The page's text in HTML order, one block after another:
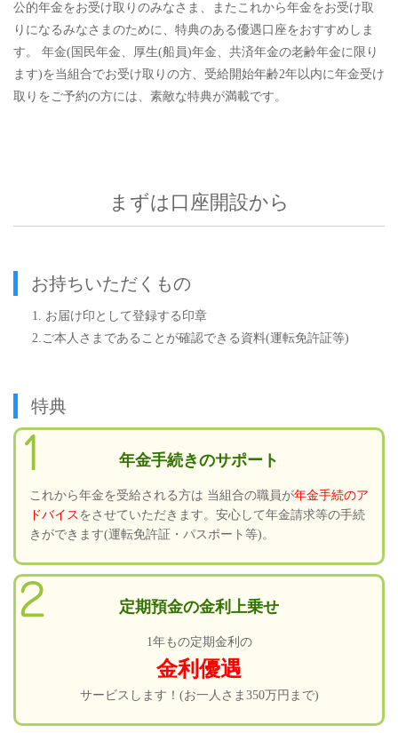
公的年金をお受け取りのみなさま、またこれから年金をお受け取
りになるみなさまのために、特典のある優遇口座をおすすめしま
す。 年金(国民年金、厚生(船員)年金、共済年金の老齢年金に限り
ます)を当組合でお受け取りの方、受給開始年齢2年以内に年金受け
取りをご予約の方には、素敵な特典が満載です。
まずは口座開設から
お持ちいただくもの
1. お届け印として登録する印章
2.ご本人さまであることが確認できる資料(運転免許証等)
特典
年金手続きのサポート
これから年金を受給される方は 当組合の職員が年金手続のア
ドバイス をさせていただきます。安心して年金請求等の手続
きができます(運転免許証・パスポート等)。
定期預金の金利上乗せ
1年もの定期金利の
金利優遇
サービスします！(お一人さま350万円まで)